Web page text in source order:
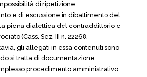
di ripetizione
e di escussione in dibattimento del
piena dialettica del contraddittorio e
(Cass. Sez. III n. 22268,
gli allegati in essa contenuti sono
si tratta di documentazione
procedimento amministrativo